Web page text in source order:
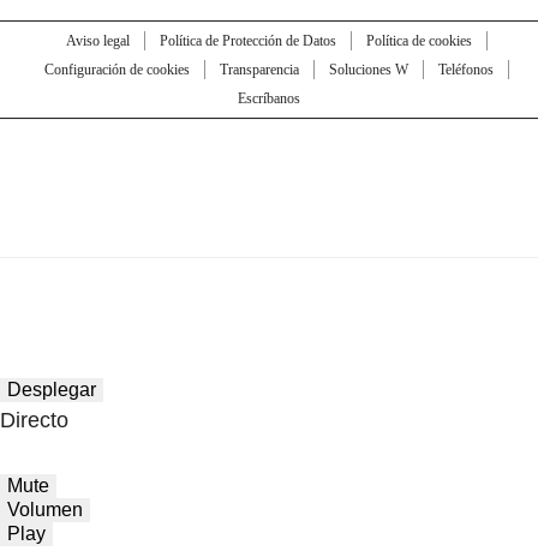
Aviso legal Política de Protección de Datos
Política de cookies
Configuración de cookies
Transparencia Soluciones W
Teléfonos
Escríbanos
Desplegar
Directo
Mute
Volumen
Play